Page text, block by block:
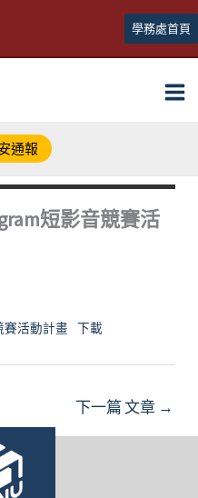
學務處首頁
通報
短影音競賽活
賽活動計畫 下載
下一篇 文章 →